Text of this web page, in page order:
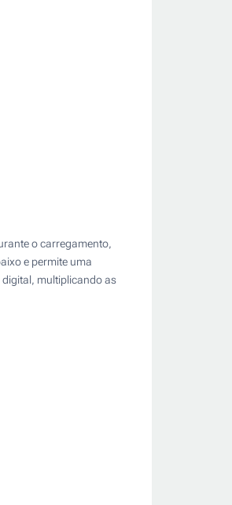
o carregamento,
e permite uma
multiplicando as